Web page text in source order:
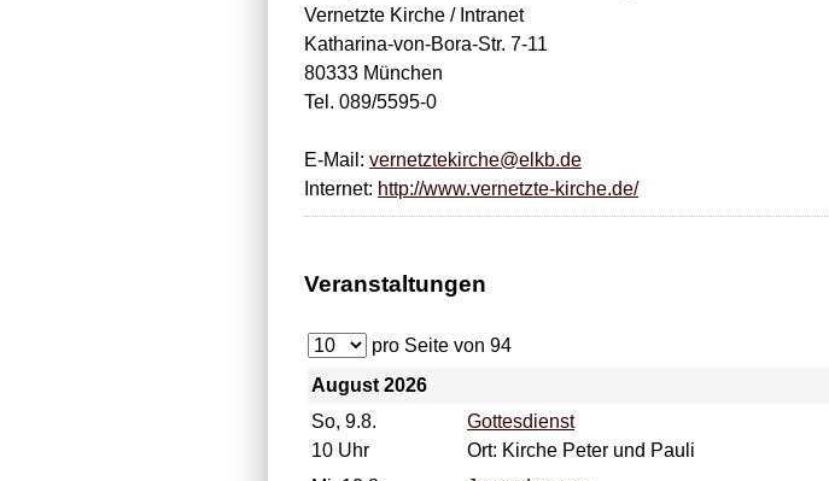
Vernetzte Kirche / Intranet
Katharina-von-Bora-Str. 7-11
80333 München
Tel. 089/5595-0
E-Mail: vernetztekirche@elkb.de
Internet: http://www.vernetzte-kirche.de/
Veranstaltungen
pro Seite von 94
August 2026
So, 9.8.
10 Uhr
Gottesdienst
Ort: Kirche Peter und Pauli